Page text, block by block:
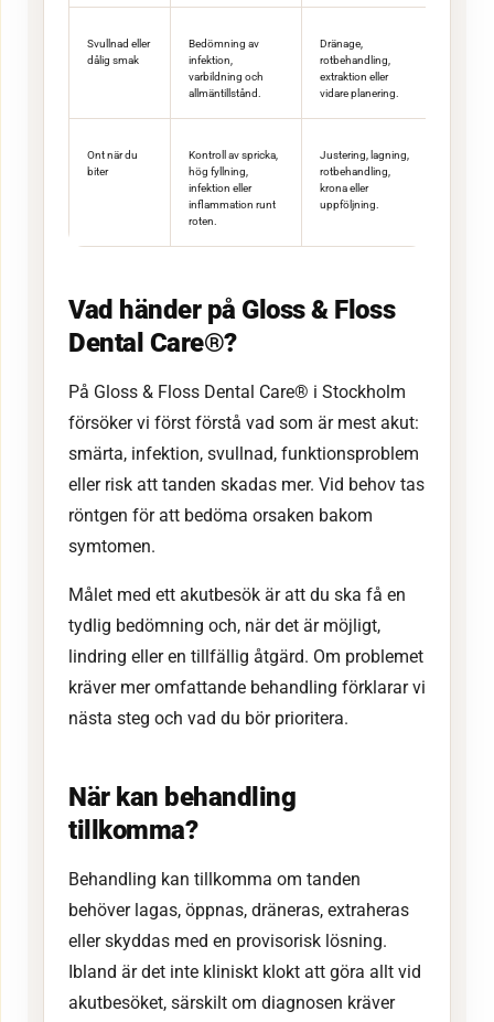
Svullnad eller
dålig smak
Bedömning av
infektion,
varbildning och
allmäntillstånd.
Dränage,
rotbehandling,
extraktion eller
vidare planering.
Ont när du
biter
Kontroll av spricka,
hög fyllning,
infektion eller
inflammation runt
roten.
Justering, lagning,
rotbehandling,
krona eller
uppföljning.
Vad händer på Gloss & Floss
Dental Care®?
På Gloss & Floss Dental Care® i Stockholm
försöker vi först förstå vad som är mest akut:
smärta, infektion, svullnad, funktionsproblem
eller risk att tanden skadas mer. Vid behov tas
röntgen för att bedöma orsaken bakom
symtomen.
Målet med ett akutbesök är att du ska få en
tydlig bedömning och, när det är möjligt,
lindring eller en tillfällig åtgärd. Om problemet
kräver mer omfattande behandling förklarar vi
nästa steg och vad du bör prioritera.
När kan behandling
tillkomma?
Behandling kan tillkomma om tanden
behöver lagas, öppnas, dräneras, extraheras
eller skyddas med en provisorisk lösning.
Ibland är det inte kliniskt klokt att göra allt vid
akutbesöket, särskilt om diagnosen kräver